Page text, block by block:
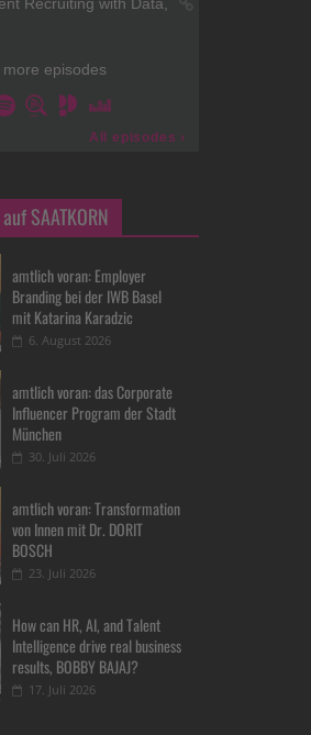
SAATKORN
amtlich voran: Employer
Branding bei der IWB Basel
mit Katarina Karadzic
6. August 2026
amtlich voran: das Corporate
Influencer Program der Stadt
München
30. Juli 2026
amtlich voran: Transformation
von Innen mit Dr. DORIT
BOSCH
23. Juli 2026
How can HR, AI, and Talent
Intelligence drive real business
results, BOBBY BAJAJ?
17. Juli 2026